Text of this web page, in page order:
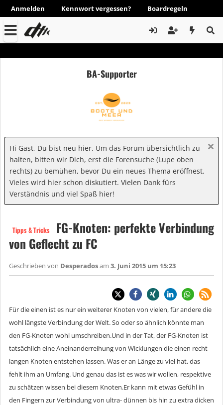
Anmelden Kennwort vergessen? Boardregeln
BA-Supporter
Hi Gast, Du bist neu hier. Um das Forum übersichtlich zu
halten, bitten wir Dich, erst die Forensuche (Lupe oben
rechts) zu bemühen, bevor Du ein neues Thema eröffnest.
Vieles wird hier schon diskutiert. Vielen Dank fürs
Verständnis und viel Spaß hier!
Tipps & Tricks
FG-Knoten: perfekte Verbindung
von Geflecht zu FC
Geschrieben von Desperadosam 3. Juni 2015 um 15:23
Für die einen ist es nur ein weiterer Knoten von vielen, für andere die
wohl längste Verbindung der Welt. So oder so ähnlich könnte man
den FG-Knoten wohl umschreiben.Und in der Tat, der FG-Knoten ist
tatsächlich eine Aneinanderreihung von Wicklungen die einen recht
langen Knoten entstehen lassen. Was er an Länge zu viel hat, das
fehlt ihm an Umfang. Und genau das ist es was wir wollen, respektive
zu schätzen wissen bei diesem Knoten.Er kann mit etwas Gefühl in
den Fingern zur Verbindung von ultra- dünnen bis hin zu extra dicken